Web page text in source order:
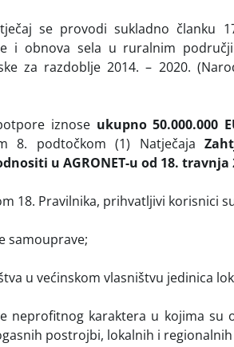
se provodi sukladno članku
i obnova sela u ruralnim
za razdoblje 2014. – 2020.
iznose ukupno 50.000.000
8. podtočkom (1) Natječaja
u AGRONET-u od 18. travnja
18. Pravilnika, prihvatljivi korisnici
samouprave;
u većinskom vlasništvu jedinica
neprofitnog karaktera u kojima su
postrojbi, lokalnih i